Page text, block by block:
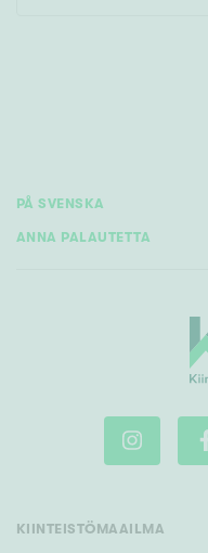
Tyydyttävä
PÅ SVENSKA
ANNA PALAUTETTA
KIINTEISTÖMAAILMA